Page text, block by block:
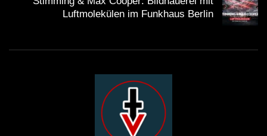
Luftmolekülen im Funkhaus Berlin